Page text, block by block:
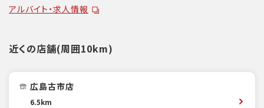
アルバイト・求人情報
近くの店舗(周囲10km)
広島古市店
6.5km